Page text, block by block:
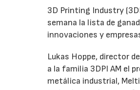
3D Printing Industry
semana la lista de
innovaciones y
Lukas Hoppe, director
a la familia 3DPI AM el
metálica industrial,